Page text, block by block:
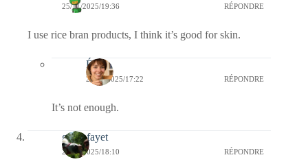
25/11/2025/19:36 RÉPONDRE
I use rice bran products, I think it’s good for skin.
Élise
26/11/2025/17:22 RÉPONDRE
It’s not enough.
giselefayet
25/11/2025/18:10 RÉPONDRE